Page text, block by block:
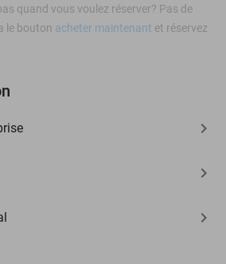
quand vous voulez réserver? Pas de
le bouton acheter maintenant et réservez